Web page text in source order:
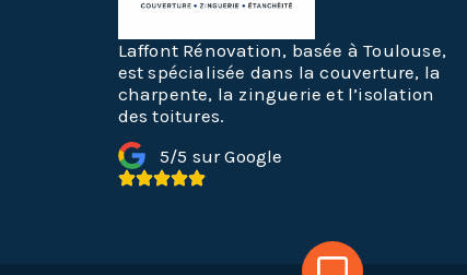
Laffont Rénovation, basée à Toulouse,
est spécialisée dans la couverture, la
charpente, la zinguerie et l’isolation
des toitures.
5/5 sur Google